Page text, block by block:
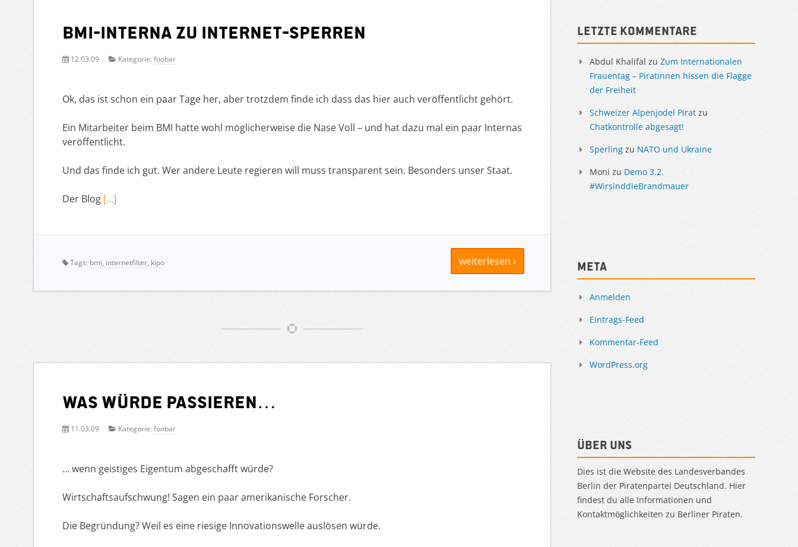
BMI-Interna zu Internet-Sperren
12.03.09 Kategorie: foobar
Ok, das ist schon ein paar Tage her, aber trotzdem finde ich dass das hier auch veröffentlicht gehört.
Ein Mitarbeiter beim BMI hatte wohl möglicherweise die Nase Voll – und hat dazu mal ein paar Internas
veröffentlicht.
Und das finde ich gut. Wer andere Leute regieren will muss transparent sein. Besonders unser Staat.
Der Blog […]
weiterlesen ›
Tags: bmi, internetfilter, kipo
Was würde passieren…
11.03.09 Kategorie: foobar
… wenn geistiges Eigentum abgeschafft würde?
Wirtschaftsaufschwung! Sagen ein paar amerikanische Forscher.
Die Begründung? Weil es eine riesige Innovationswelle auslösen würde.
Letzte Kommentare
Abdul Khalifal zu Zum Internationalen
Frauentag – Piratinnen hissen die Flagge
der Freiheit
Schweizer Alpenjodel Pirat zu
Chatkontrolle abgesagt!
Sperling zu NATO und Ukraine
Moni zu Demo 3.2.
#WirsinddieBrandmauer
Meta
Anmelden
Eintrags-Feed
Kommentar-Feed
WordPress.org
Über uns
Dies ist die Website des Landesverbandes
Berlin der Piratenpartei Deutschland. Hier
findest du alle Informationen und
Kontaktmöglichkeiten zu Berliner Piraten.